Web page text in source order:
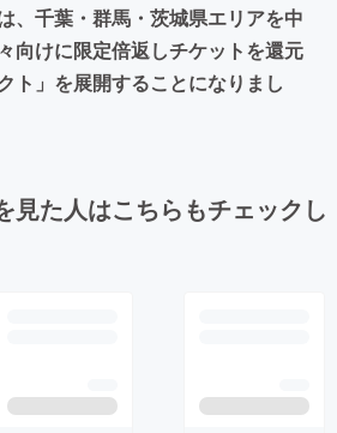
、千葉・群馬・茨城県エリアを中
向けに限定倍返しチケットを還元
ト」を展開することになりまし
見た人はこちらもチェックし